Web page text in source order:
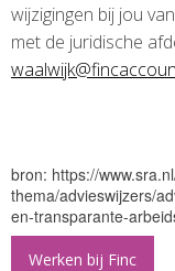
wijzigingen bij jou
met de juridische
bron: https://
thema/advieswijzers/
en-transparante-
Werken bij Finc